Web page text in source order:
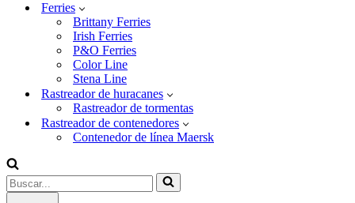
Ferries
Brittany Ferries
Irish Ferries
P&O Ferries
Color Line
Stena Line
Rastreador de huracanes
Rastreador de tormentas
Rastreador de contenedores
Contenedor de línea Maersk
Buscar...